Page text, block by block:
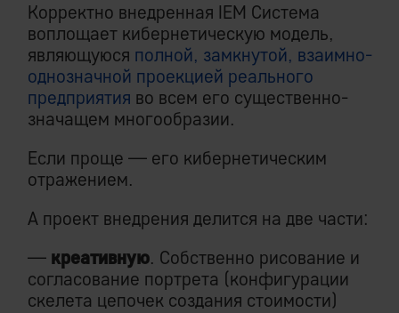
Корректно внедренная IEM Система
воплощает кибернетическую модель,
являющуюся полной, замкнутой, взаимно-
однозначной проекцией реального
предприятия во всем его существенно-
значащем многообразии.
Если проще — его кибернетическим
отражением.
А проект внедрения делится на две части:
— креативную. Собственно рисование и
согласование портрета (конфигурации
скелета цепочек создания стоимости)